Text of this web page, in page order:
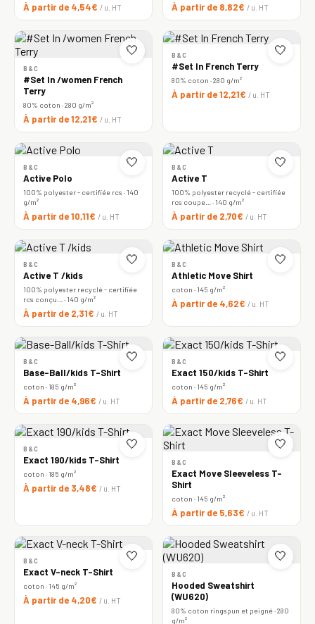
À partir de 4,54€ / u. HT À partir de 8,82€ / u. HT
🤍
B&C
#Set In /women French
Terry
80% coton · 280 g/m²
À partir de 12,21€ / u. HT
🤍
B&C
#Set In French Terry
80% coton · 280 g/m²
À partir de 12,21€ / u. HT
🤍
B&C
Active Polo
100% polyester - certifiée rcs · 140
g/m²
À partir de 10,11€ / u. HT
🤍
B&C
Active T
100% polyester recyclé - certifiée
rcs coupe… · 140 g/m²
À partir de 2,70€ / u. HT
🤍
B&C
Active T /kids
100% polyester recyclé - certifiée
rcs conçu… · 140 g/m²
À partir de 2,31€ / u. HT
🤍
B&C
Athletic Move Shirt
coton · 145 g/m²
À partir de 4,62€ / u. HT
🤍
B&C
Base-Ball/kids T-Shirt
coton · 185 g/m²
À partir de 4,96€ / u. HT
🤍
B&C
Exact 150/kids T-Shirt
coton · 145 g/m²
À partir de 2,76€ / u. HT
🤍
B&C
Exact 190/kids T-Shirt
coton · 185 g/m²
À partir de 3,48€ / u. HT
🤍
B&C
Exact Move Sleeveless T-
Shirt
coton · 145 g/m²
À partir de 5,63€ / u. HT
🤍
B&C
Exact V-neck T-Shirt
coton · 145 g/m²
À partir de 4,20€ / u. HT
🤍
B&C
Hooded Sweatshirt
(WU620)
80% coton ringspun et peigné · 280
g/m²